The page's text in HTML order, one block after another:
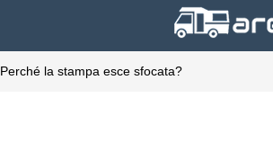
Perché la stampa esce sfocata?